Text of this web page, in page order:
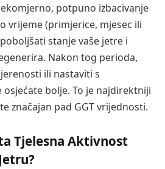
potpuno izbacivanje
vrijeme (primjerice, mjesec ili
stanje vaše jetre i
Nakon tog perioda,
ili nastaviti s
bolje. To je najdirektniji
značajan pad GGT vrijednosti.
Tjelesna Aktivnost